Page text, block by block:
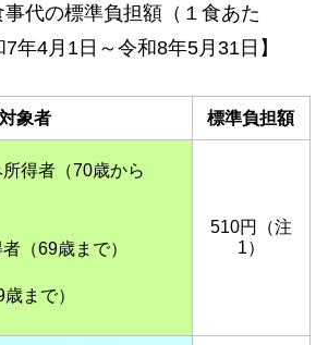
事代の標準負担額（１食あた
年4月1日～令和8年5月31日】
対象者 標準負担額
得者（70歳から
者（69歳まで）
まで）
510円（注
1）